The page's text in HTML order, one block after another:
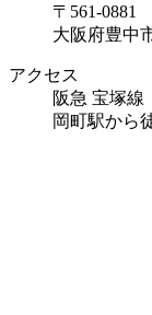
〒561-0881
大阪府豊中
アクセス
阪急 宝塚線
岡町駅から